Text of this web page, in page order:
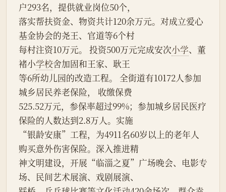
户293名，提供就业岗位50个，
落实帮扶资金、物资共计120余万元。对成立爱心
基金协会的尧王、官道等6个村
每村注资10万元。 投资500万元完成安次小学、董
褚小学校舍加固和王家、耿王
等6所幼儿园的改造工程。 全街道有10172人参加
城乡居民养老保险， 收缴保费
525.52万元，参保率超过99%；参加城乡居民医疗
保险的人数达到2.8万人。实施
“银龄安康”工程，为4911名60岁以上的老年人
购买意外伤害保险。深入推进精
神文明建设，开展“临淄之夏”广场晚会、电影专
场、民间艺术展演、戏剧展演、